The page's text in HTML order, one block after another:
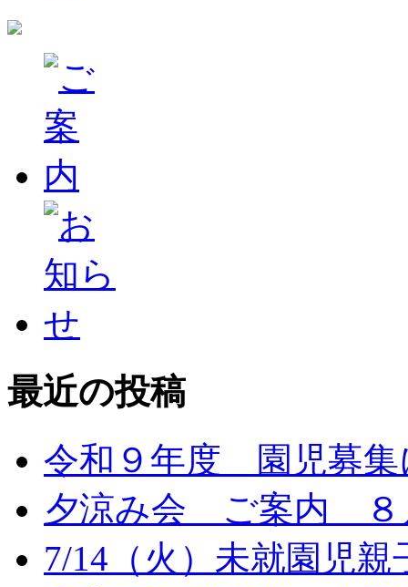
最近の投稿
令和９年度 園児募集
夕涼み会 ご案内 ８
7/14（火）未就園児